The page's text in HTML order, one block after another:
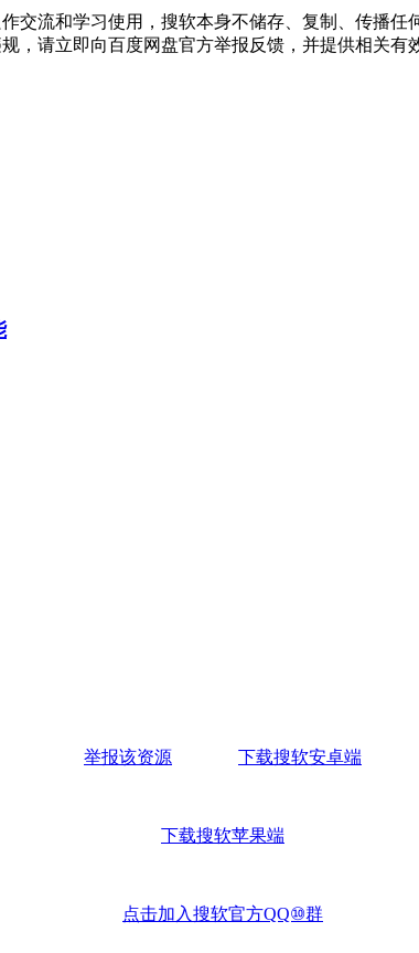
交流和学习使用，搜软本身不储存、复制、传播
，请立即向百度网盘官方举报反馈，并提供相关有
举报该资源 下载搜软安卓端
下载搜软苹果端
点击加入搜软官方QQ⑩群